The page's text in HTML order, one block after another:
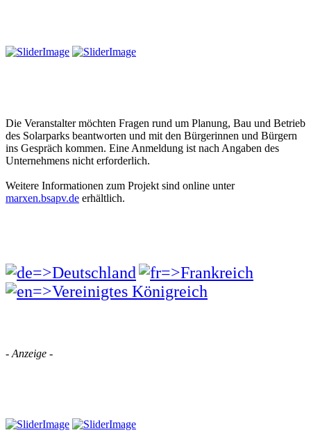
Die Veranstalter möchten Fragen rund um Planung, Bau und Betrieb
des Solarparks beantworten und mit den Bürgerinnen und Bürgern
ins Gespräch kommen. Eine Anmeldung ist nach Angaben des
Unternehmens nicht erforderlich.
Weitere Informationen zum Projekt sind online unter
marxen.bsapv.de erhältlich.
- Anzeige -